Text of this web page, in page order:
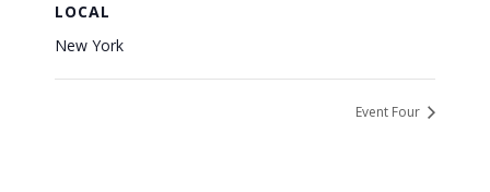
LOCAL
New York
Event Four